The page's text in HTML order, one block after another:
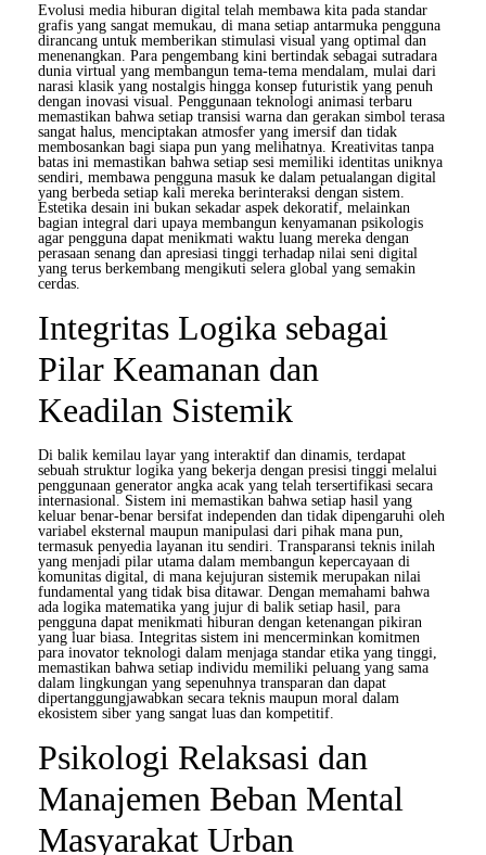
Evolusi media hiburan digital telah membawa kita pada standar
grafis yang sangat memukau, di mana setiap antarmuka pengguna
dirancang untuk memberikan stimulasi visual yang optimal dan
menenangkan. Para pengembang kini bertindak sebagai sutradara
dunia virtual yang membangun tema-tema mendalam, mulai dari
narasi klasik yang nostalgis hingga konsep futuristik yang penuh
dengan inovasi visual. Penggunaan teknologi animasi terbaru
memastikan bahwa setiap transisi warna dan gerakan simbol terasa
sangat halus, menciptakan atmosfer yang imersif dan tidak
membosankan bagi siapa pun yang melihatnya. Kreativitas tanpa
batas ini memastikan bahwa setiap sesi memiliki identitas uniknya
sendiri, membawa pengguna masuk ke dalam petualangan digital
yang berbeda setiap kali mereka berinteraksi dengan sistem.
Estetika desain ini bukan sekadar aspek dekoratif, melainkan
bagian integral dari upaya membangun kenyamanan psikologis
agar pengguna dapat menikmati waktu luang mereka dengan
perasaan senang dan apresiasi tinggi terhadap nilai seni digital
yang terus berkembang mengikuti selera global yang semakin
cerdas.
Integritas Logika sebagai
Pilar Keamanan dan
Keadilan Sistemik
Di balik kemilau layar yang interaktif dan dinamis, terdapat
sebuah struktur logika yang bekerja dengan presisi tinggi melalui
penggunaan generator angka acak yang telah tersertifikasi secara
internasional. Sistem ini memastikan bahwa setiap hasil yang
keluar benar-benar bersifat independen dan tidak dipengaruhi oleh
variabel eksternal maupun manipulasi dari pihak mana pun,
termasuk penyedia layanan itu sendiri. Transparansi teknis inilah
yang menjadi pilar utama dalam membangun kepercayaan di
komunitas digital, di mana kejujuran sistemik merupakan nilai
fundamental yang tidak bisa ditawar. Dengan memahami bahwa
ada logika matematika yang jujur di balik setiap hasil, para
pengguna dapat menikmati hiburan dengan ketenangan pikiran
yang luar biasa. Integritas sistem ini mencerminkan komitmen
para inovator teknologi dalam menjaga standar etika yang tinggi,
memastikan bahwa setiap individu memiliki peluang yang sama
dalam lingkungan yang sepenuhnya transparan dan dapat
dipertanggungjawabkan secara teknis maupun moral dalam
ekosistem siber yang sangat luas dan kompetitif.
Psikologi Relaksasi dan
Manajemen Beban Mental
Masyarakat Urban